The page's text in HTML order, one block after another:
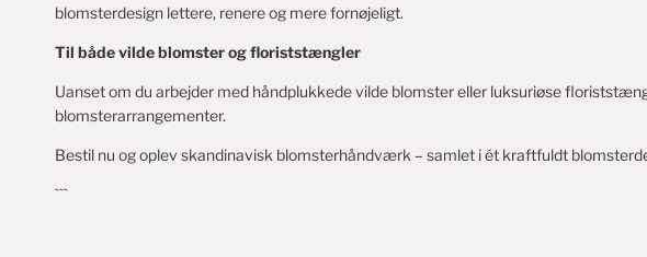
blomsterdesign lettere, renere og mere fornøjeligt.
Til både vilde blomster og floriststængler
Uanset om du arbejder med håndplukkede vilde blomster eller luksuriøse
blomsterarrangementer.
Bestil nu og oplev skandinavisk blomsterhåndværk – samlet i ét kraftfuldt
```